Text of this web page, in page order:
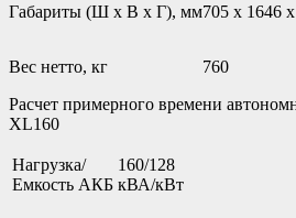
Габариты (Ш х В х Г), мм705 х 1646
Вес нетто, кг
760
Расчет примерного времени
XL160
Нагрузка/
Емкость АКБ
160/128
кВА/кВт